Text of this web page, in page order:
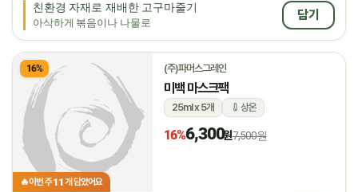
친환경 자재로 재배한 고구마줄기
아삭하게 볶음이나 나물로
담기
16%
🔥이번 주11개 담았어요
(주)파머스그레인
미백 마스크팩
25ml x 5개 상온
16%6,300원7,500원